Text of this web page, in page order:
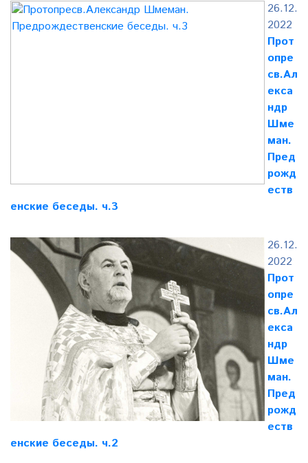
26.12.
2022
Прот
опре
св.Ал
екса
ндр
Шме
ман.
Пред
рожд
еств
енские беседы. ч.3
26.12.
2022
Прот
опре
св.Ал
екса
ндр
Шме
ман.
Пред
рожд
еств
енские беседы. ч.2